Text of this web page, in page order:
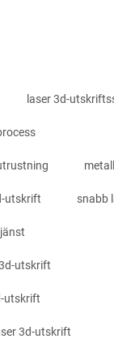
laser 3d-
utskrift snabb
utskrift
utskrift
3d-utskrift